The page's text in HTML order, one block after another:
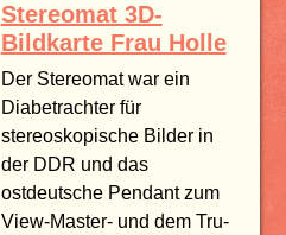
Stereomat 3D-
Bildkarte Frau Holle
Der Stereomat war ein
Diabetrachter für
stereoskopische Bilder in
der DDR und das
ostdeutsche Pendant zum
View-Master- und dem Tru-